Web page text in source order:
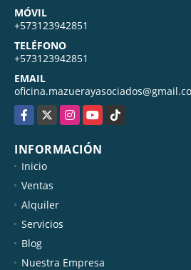
MÓVIL
+573123942851
TELÉFONO
+573123942851
EMAIL
Facebook
X InstagramYouTubeTikTok
INFORMACIÓN
Inicio
Ventas
Alquiler
Servicios
Blog
Nuestra Empresa